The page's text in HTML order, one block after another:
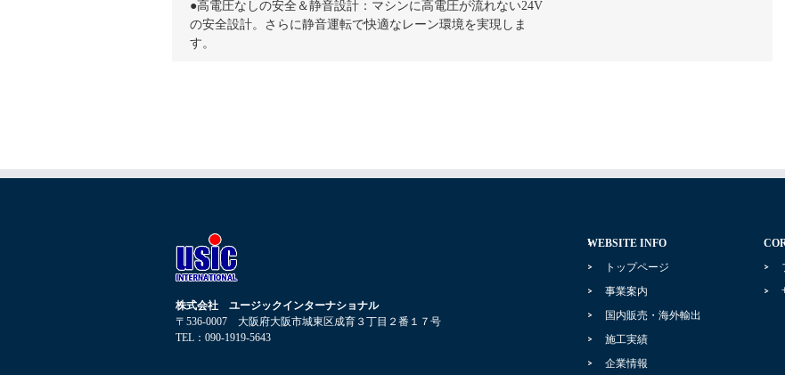
●高電圧なしの安全＆静音設計：マシンに高電圧が流れない24V
の安全設計。さらに静音運転で快適なレーン環境を実現しま
す。
株式会社 ユージックインターナショナル
〒536-0007 大阪府大阪市城東区成育３丁目２番１７号
TEL：090-1919-5643
WEBSITE INFO
トップページ
事業案内
国内販売・海外輸出
施工実績
企業情報